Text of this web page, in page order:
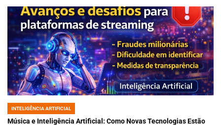
POSTED
IN
INTELIGÊNCIA ARTIFICIAL
Música e Inteligência Artificial: Como Novas Tecnologias Estão